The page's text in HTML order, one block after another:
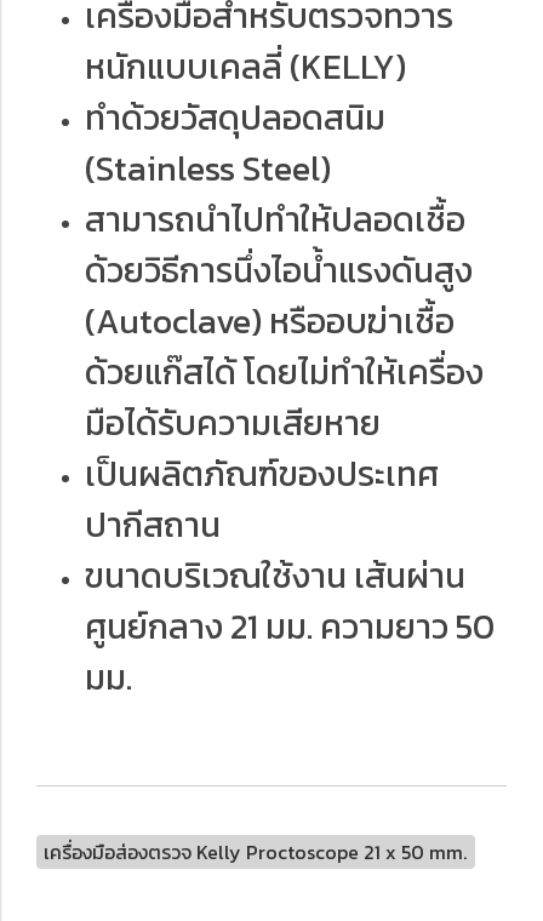
เครื่องมือสำหรับตรวจทวาร
หนักแบบเคลลี่ (KELLY)
ทำด้วยวัสดุปลอดสนิม
(Stainless Steel)
สามารถนำไปทำให้ปลอดเชื้อ
ด้วยวิธีการนึ่งไอน้ำแรงดันสูง
(Autoclave) หรืออบฆ่าเชื้อ
ด้วยแก๊สได้ โดยไม่ทำให้เครื่อง
มือได้รับความเสียหาย
เป็นผลิตภัณฑ์ของประเทศ
ปากีสถาน
ขนาดบริเวณใช้งาน เส้นผ่าน
ศูนย์กลาง 21 มม. ความยาว 50
มม.
เครื่องมือส่องตรวจ Kelly Proctoscope 21 x 50 mm.